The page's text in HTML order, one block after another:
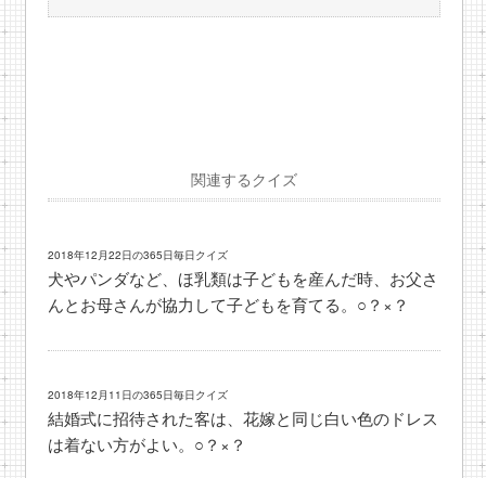
関連するクイズ
2018年12月22日の365日毎日クイズ
犬やパンダなど、ほ乳類は子どもを産んだ時、お父さ
んとお母さんが協力して子どもを育てる。○？×？
2018年12月11日の365日毎日クイズ
結婚式に招待された客は、花嫁と同じ白い色のドレス
は着ない方がよい。○？×？